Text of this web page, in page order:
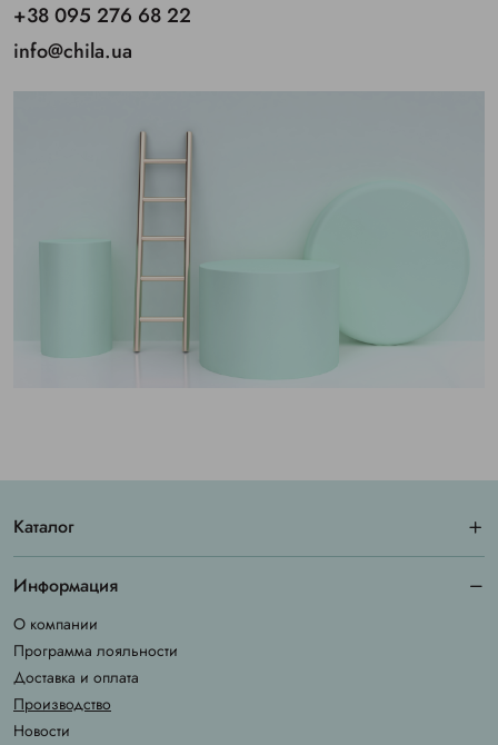
+38 095 276 68 22
info@chila.ua
Каталог
Информация
О компании
Программа лояльности
Доставка и оплата
Производство
Новости